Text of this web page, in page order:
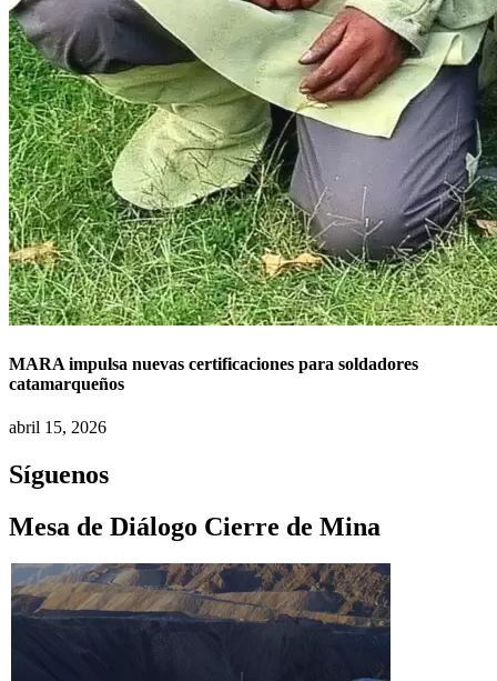
MARA impulsa nuevas certificaciones para soldadores
catamarqueños
abril 15, 2026
Síguenos
Mesa de Diálogo Cierre de Mina